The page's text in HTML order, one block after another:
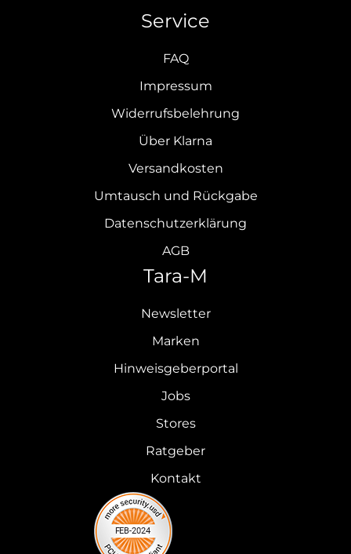
Service
FAQ
Impressum
Widerrufsbelehrung
Über Klarna
Versandkosten
Umtausch und Rückgabe
Datenschutzerklärung
AGB
Tara-M
Newsletter
Marken
Hinweisgeberportal
Jobs
Stores
Ratgeber
Kontakt